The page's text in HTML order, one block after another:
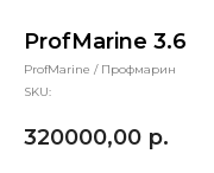
ProfMarine 3.6
ProfMarine / Профмарин
SKU:
320000,00 р.